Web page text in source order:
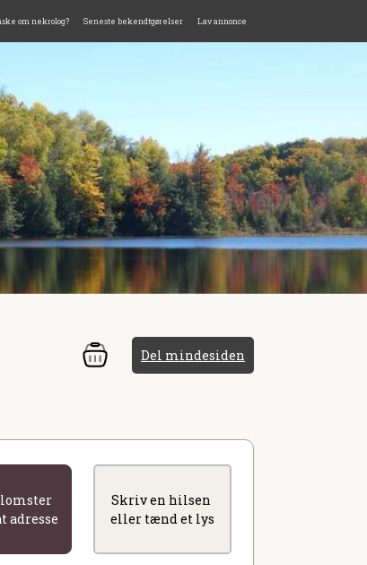
om nekrolog? Seneste bekendtgørelser Lav annonce
Del mindesiden
adresse
Skriv en hilsen
eller tænd et lys